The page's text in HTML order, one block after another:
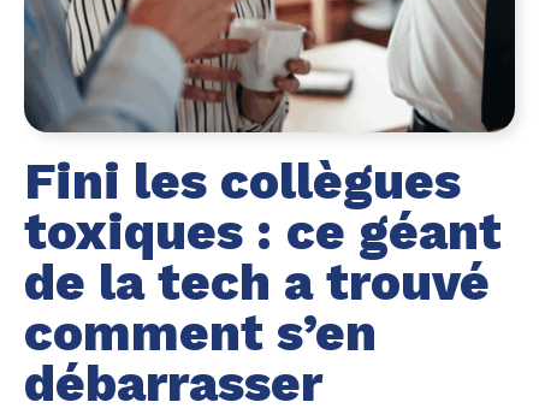
Fini les collègues
toxiques : ce géant
de la tech a trouvé
comment s’en
débarrasser